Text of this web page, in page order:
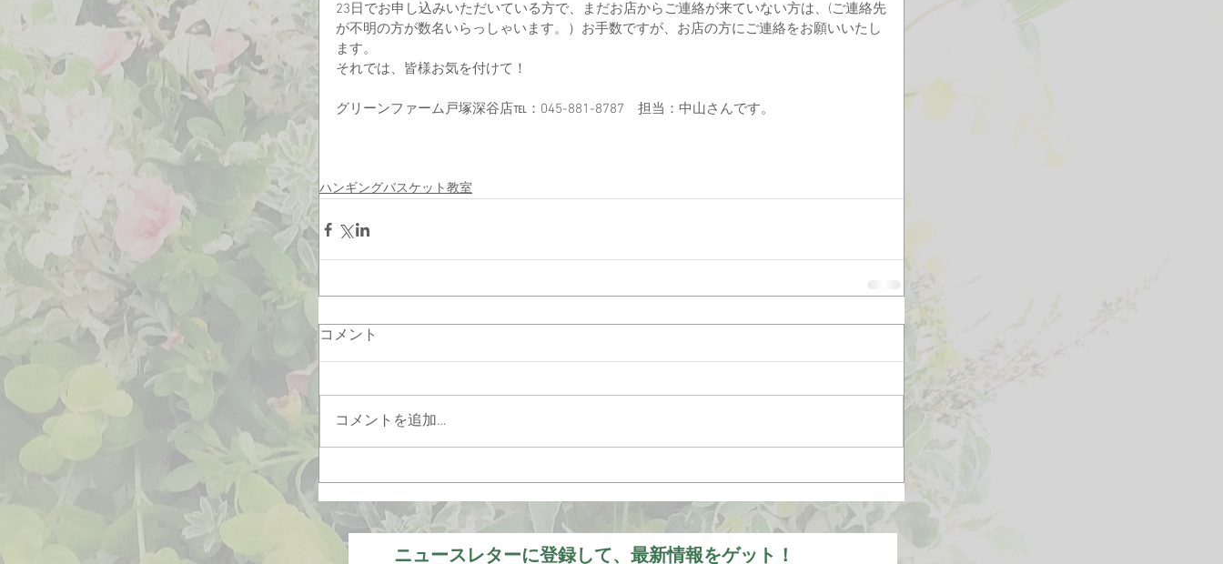
23日でお申し込みいただいている方で、まだお店からご連絡が来ていない方は、(ご連絡先
が不明の方が数名いらっしゃいます。）お手数ですが、お店の方にご連絡をお願いいたし
ます。
それでは、皆様お気を付けて！
グリーンファーム戸塚深谷店℡：045-881-8787　担当：中山さんです。
ハンギングバスケット教室
コメント
コメントを追加…
ニュースレターに登録して、最新情報をゲット！